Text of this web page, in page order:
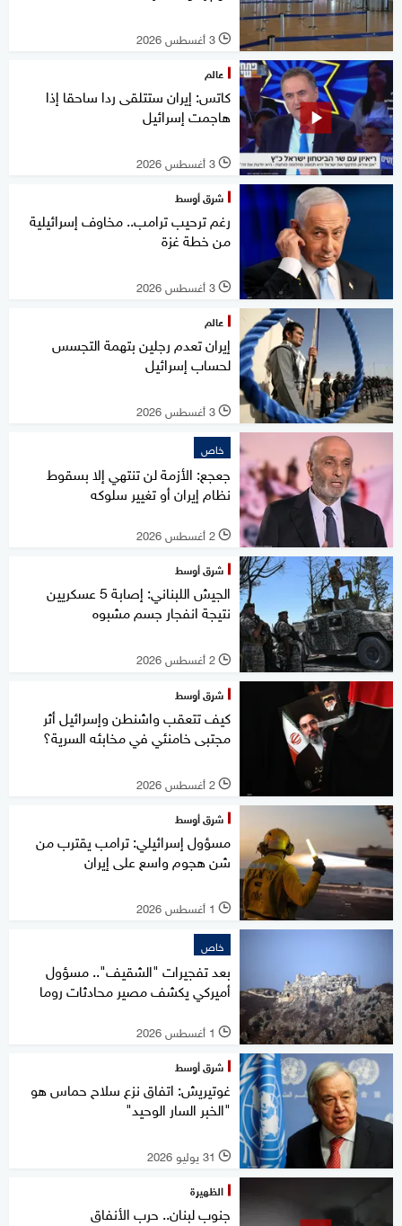
l 3 أغسطس 2026
عالم
كاتس: إيران ستتلقى ردا ساحقا إذا
هاجمت إسرائيل
l 3 أغسطس 2026
شرق أوسط
رغم ترحيب ترامب.. مخاوف إسرائيلية
من خطة غزة
l 3 أغسطس 2026
عالم
إيران تعدم رجلين بتهمة التجسس
لحساب إسرائيل
l 3 أغسطس 2026
خاص
جعجع: الأزمة لن تنتهي إلا بسقوط
نظام إيران أو تغيير سلوكه
l 2 أغسطس 2026
شرق أوسط
الجيش اللبناني: إصابة 5 عسكريين
نتيجة انفجار جسم مشبوه
l 2 أغسطس 2026
شرق أوسط
كيف تتعقب واشنطن وإسرائيل أثر
مجتبى خامنئي في مخابئه السرية؟
l 2 أغسطس 2026
شرق أوسط
مسؤول إسرائيلي: ترامب يقترب من
شن هجوم واسع على إيران
l 1 أغسطس 2026
خاص
بعد تفجيرات "الشقيف".. مسؤول
أميركي يكشف مصير محادثات روما
l 1 أغسطس 2026
شرق أوسط
غوتيريش: اتفاق نزع سلاح حماس هو
"الخبر السار الوحيد"
l 31 يوليو 2026
الظهيرة
جنوب لبنان.. حرب الأنفاق